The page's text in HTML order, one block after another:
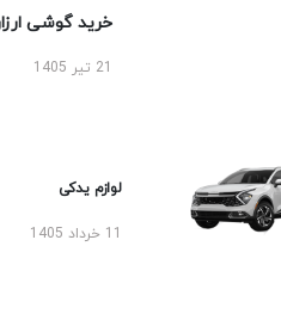
خرید گوشی ارزان
لوازم یدکی